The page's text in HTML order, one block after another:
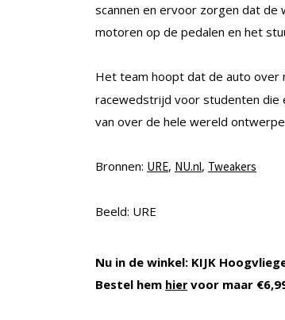
scannen en ervoor zorgen dat de
motoren op de pedalen en het
Het team hoopt dat de auto over
racewedstrijd voor studenten die
van over de hele wereld
Bronnen: URE, NU.nl, Tweakers
Beeld: URE
Nu in de winkel: KIJK
Bestel hem hier voor maar